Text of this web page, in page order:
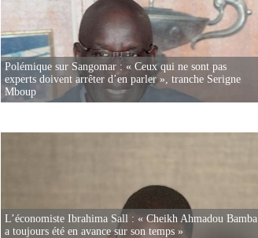
Polémique sur Sangomar : « Ceux qui ne sont pas
experts doivent arrêter d’en parler », tranche Serigne
Mboup
L’économiste Ibrahima Sall : « Cheikh Ahmadou Bamba
a toujours été en avance sur son temps »